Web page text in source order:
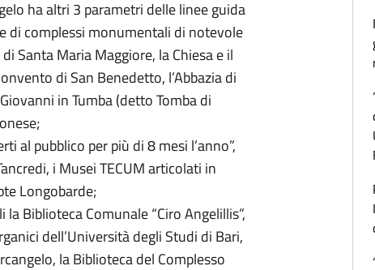
ha altri 3 parametri delle linee guida
di complessi monumentali di notevole
Santa Maria Maggiore, la Chiesa e il
di San Benedetto, l’Abbazia di
in Tumba (detto Tomba di
al pubblico per più di 8 mesi l’anno”,
i Musei TECUM articolati in
Longobarde;
Biblioteca Comunale “Ciro Angelillis”,
dell’Università degli Studi di Bari,
la Biblioteca del Complesso